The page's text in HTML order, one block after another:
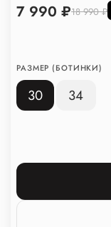
РАЗМЕР (БОТИНКИ)
30 34
7 990 ₽18 990 ₽